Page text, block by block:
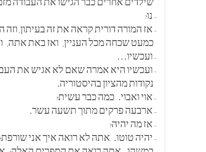
– נו?
– אז המורה דוריתקראה אתזה בעיתון וזה
כמעטשכחהמכלהעניין ואז באתאתה
– ועכשיו…
– ועכשיוהיא אמרהשאם לא אגישאת
נקודותמהציוןבהיסטוריה.
– אויואבוי. כמהכברעשית?
– ארבעה פרקיםמתוךתשעה עשר.
– אזמה יהיה?
– יהיה טוטו. אתה לא רואה איךאנישורפת